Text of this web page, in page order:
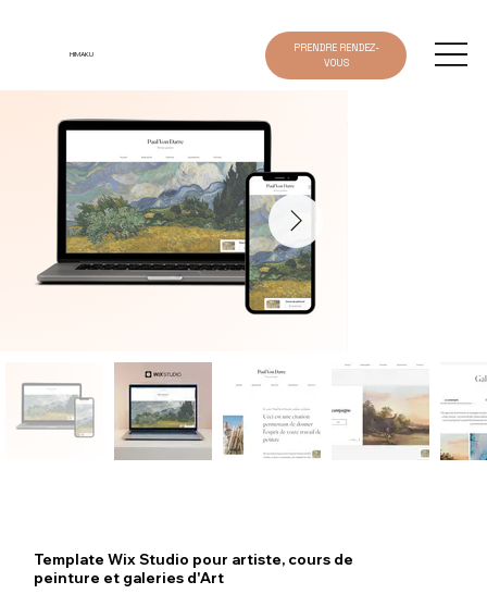
HIMAKU
PRENDRE RENDEZ-
VOUS
Template Wix Studio pour artiste, cours de
peinture et galeries d'Art